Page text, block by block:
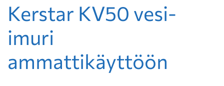
Kerstar KV50 vesi-
imuri
ammattikäyttöön